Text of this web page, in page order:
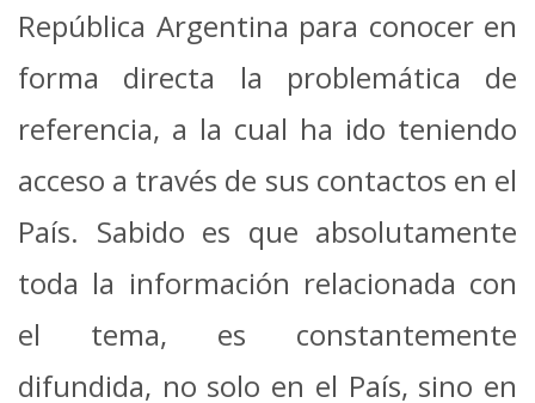
República Argentina para conocer en
forma directa la problemática de
referencia, a la cual ha ido teniendo
acceso a través de sus contactos en el
País. Sabido es que absolutamente
toda la información relacionada con
el tema, es constantemente
difundida, no solo en el País, sino en